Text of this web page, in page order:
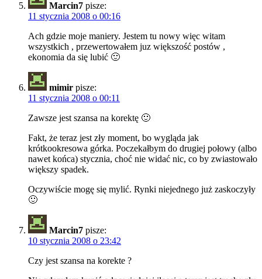
Marcin7 pisze:
11 stycznia 2008 o 00:16
Ach gdzie moje maniery. Jestem tu nowy więc witam
wszystkich , przewertowałem juz większość postów ,
ekonomia da się lubić 🙂
mimir pisze:
11 stycznia 2008 o 00:11
Zawsze jest szansa na korektę 🙂
Fakt, że teraz jest zły moment, bo wygląda jak
krótkookresowa górka. Poczekałbym do drugiej połowy (albo
nawet końca) stycznia, choć nie widać nic, co by zwiastowało
większy spadek.
Oczywiście mogę się mylić. Rynki niejednego już zaskoczyły
🙂
Marcin7 pisze:
10 stycznia 2008 o 23:42
Czy jest szansa na korekte ?